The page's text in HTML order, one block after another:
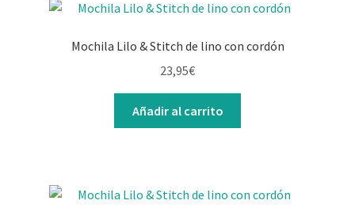
Mochila Lilo & Stitch de lino con cordón
23,95€
Añadir al carrito